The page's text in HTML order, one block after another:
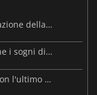
MARVEL Tōkon debutta con la presentazione della roadmap per il primo anno
Steam Frame: il prezzo trapelato spegne i sogni di un VR economico
Palworld: Sunreach e boss più stabili con l'ultimo update